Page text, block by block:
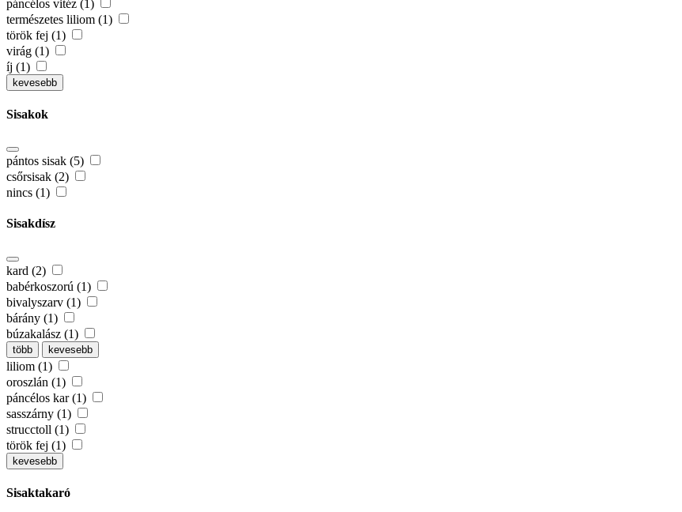
páncélos vitéz (1)
természetes liliom (1)
török fej (1)
virág (1)
íj (1)
kevesebb
Sisakok
pántos sisak (5)
csőrsisak (2)
nincs (1)
Sisakdísz
kard (2)
babérkoszorú (1)
bivalyszarv (1)
bárány (1)
búzakalász (1)
több kevesebb
liliom (1)
oroszlán (1)
páncélos kar (1)
sasszárny (1)
strucctoll (1)
török fej (1)
kevesebb
Sisaktakaró